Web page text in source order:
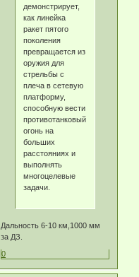
демонстрирует,
как линейка
ракет пятого
поколения
превращается из
оружия для
стрельбы с
плеча в сетевую
платформу,
способную вести
противотанковый
огонь на
больших
расстояниях и
выполнять
многоцелевые
задачи.
Дальность 6-10 км,1000 мм
за ДЗ.
0